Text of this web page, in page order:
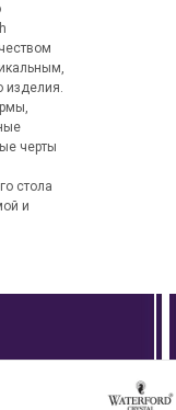
изделия.
черты
стола
и